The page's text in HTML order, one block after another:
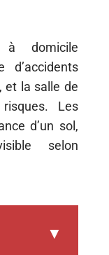
à domicile
d’accidents
et la salle de
Les
d’un sol,
selon